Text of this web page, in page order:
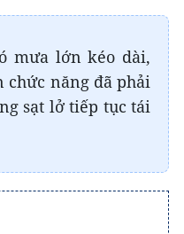
mưa lớn kéo dài,
chức năng đã phải
sạt lở tiếp tục tái